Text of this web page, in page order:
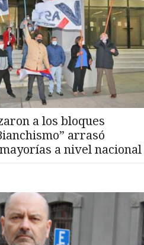
a los bloques
arrasó
a nivel nacional